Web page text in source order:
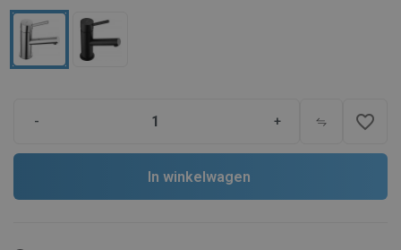
- + favorite_border
In winkelwagen